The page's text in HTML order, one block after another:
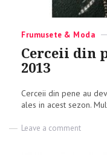
Categories
Frumusete & Moda
Cerceii din
2013
Cerceii din pene au
ales in acest sezon.
Leave a comment